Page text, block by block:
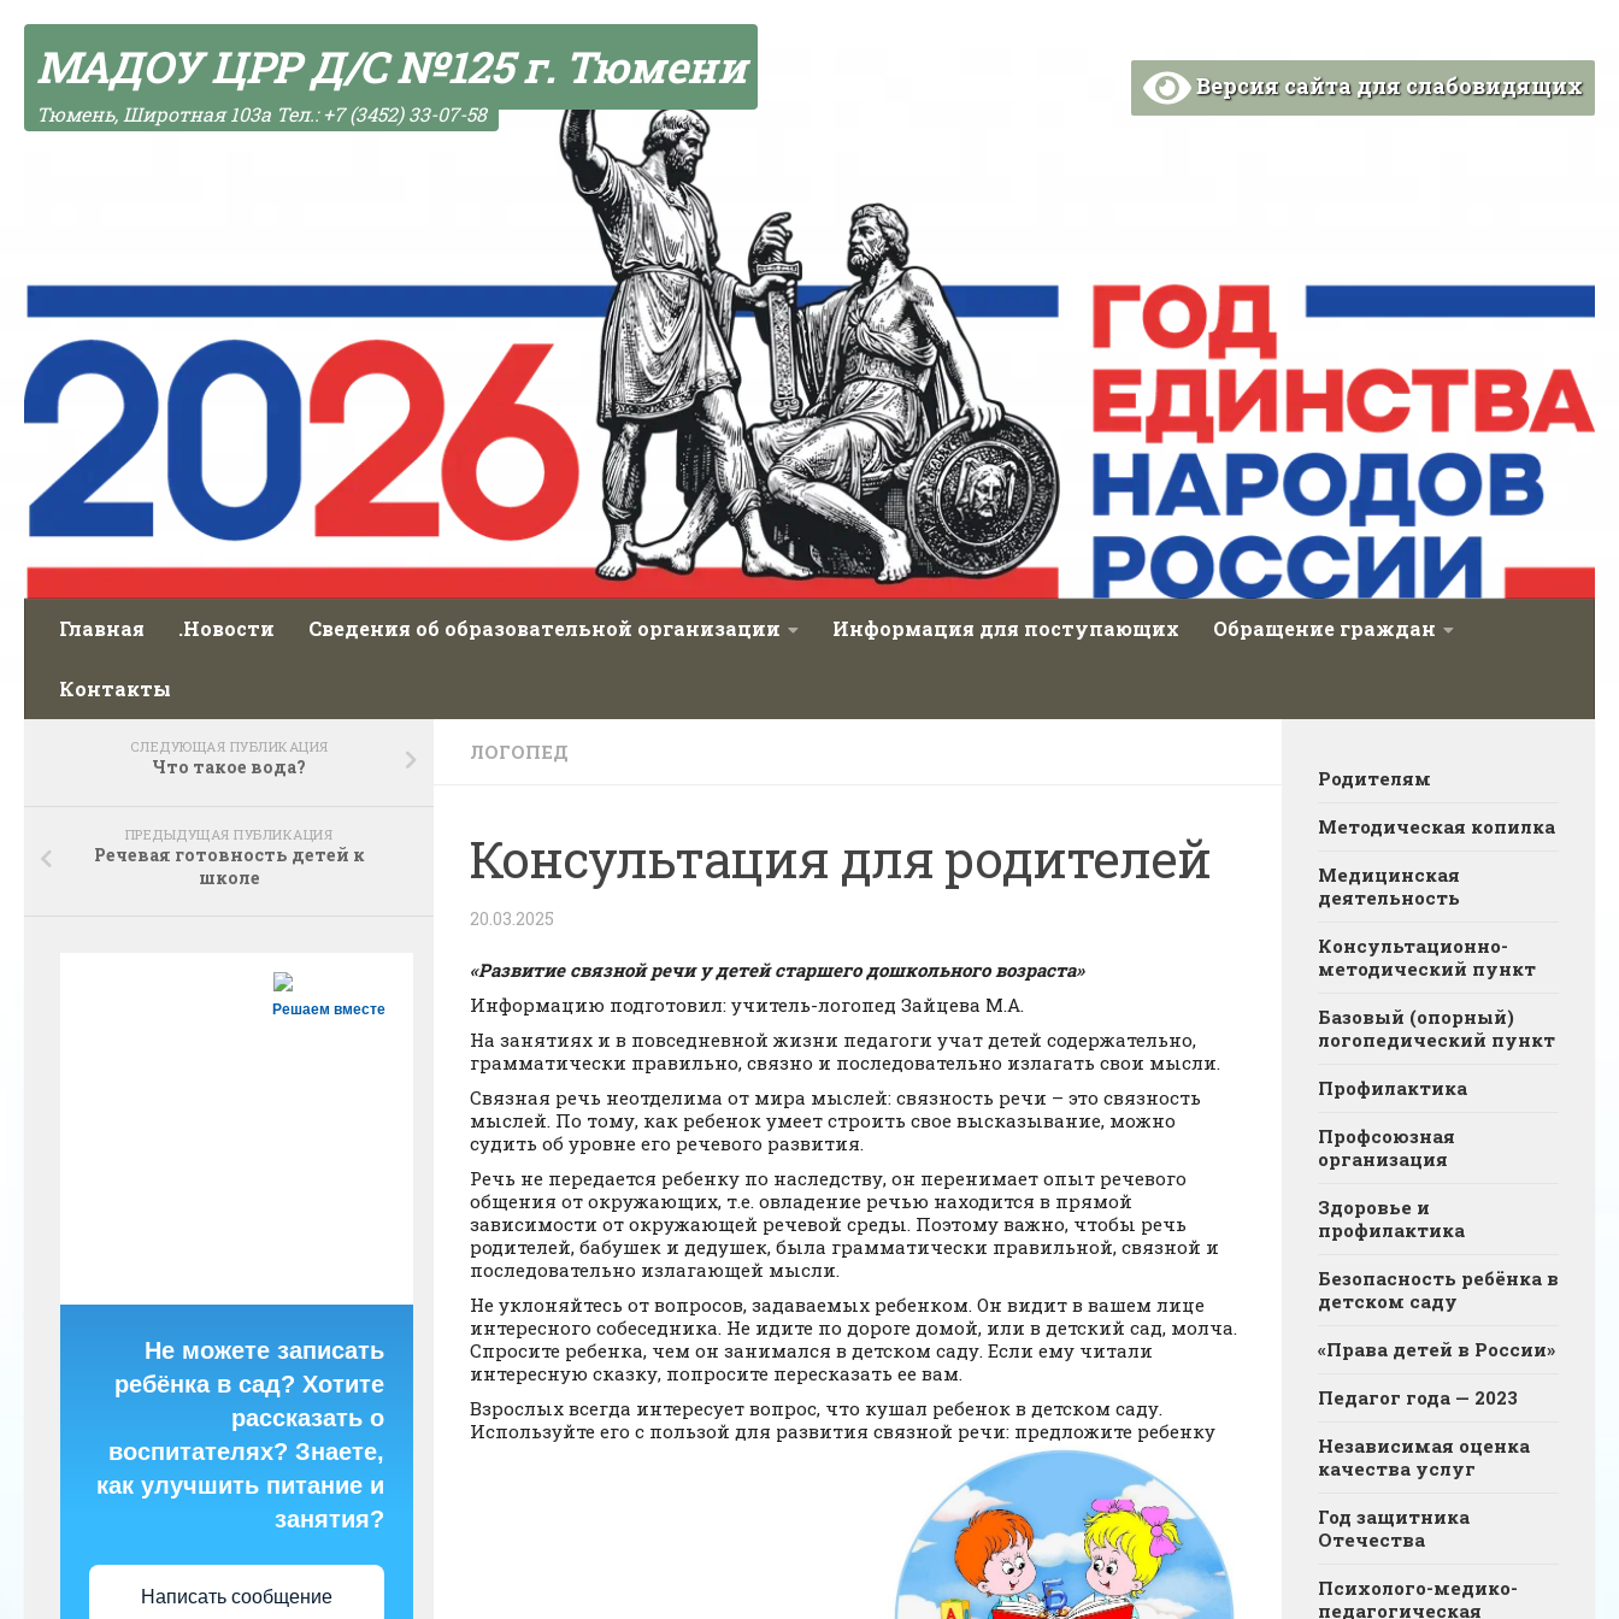
МАДОУ ЦРР Д/С №125 г. Тюмени
Тюмень, Широтная 103а Тел.: +7 (3452) 33-07-58
Версия сайта для слабовидящих
Главная .Новости Сведения об образовательной организации Информация для поступающих Обращение граждан
Контакты
ЛОГОПЕД
Консультация для родителей
20.03.2025
«Развитие связной речи у детей старшего дошкольного возраста»
Информацию подготовил: учитель-логопед Зайцева М.А.
На занятиях и в повседневной жизни педагоги учат детей содержательно,
грамматически правильно, связно и последовательно излагать свои мысли.
Связная речь неотделима от мира мыслей: связность речи – это связность
мыслей. По тому, как ребенок умеет строить свое высказывание, можно
судить об уровне его речевого развития.
Речь не передается ребенку по наследству, он перенимает опыт речевого
общения от окружающих, т.е. овладение речью находится в прямой
зависимости от окружающей речевой среды. Поэтому важно, чтобы речь
родителей, бабушек и дедушек, была грамматически правильной, связной и
последовательно излагающей мысли.
Не уклоняйтесь от вопросов, задаваемых ребенком. Он видит в вашем лице
интересного собеседника. Не идите по дороге домой, или в детский сад, молча.
Спросите ребенка, чем он занимался в детском саду. Если ему читали
интересную сказку, попросите пересказать ее вам.
Взрослых всегда интересует вопрос, что кушал ребенок в детском саду.
Используйте его с пользой для развития связной речи: предложите ребенку
СЛЕДУЮЩАЯ ПУБЛИКАЦИЯ
Что такое вода?
ПРЕДЫДУЩАЯ ПУБЛИКАЦИЯ
Речевая готовность детей к
школе
Решаем вместе
Не можете записать
ребёнка в сад? Хотите
рассказать о
воспитателях? Знаете,
как улучшить питание и
занятия?
Написать сообщение
Родителям
Методическая копилка
Медицинская
деятельность
Консультационно-
методический пункт
Базовый (опорный)
логопедический пункт
Профилактика
Профсоюзная
организация
Здоровье и
профилактика
Безопасность ребёнка в
детском саду
«Права детей в России»
Педагог года — 2023
Независимая оценка
качества услуг
Год защитника
Отечества
Психолого-медико-
педагогическая